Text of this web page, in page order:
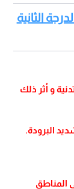
الثانية
و أثر ذلك
البرودة.
المناطق